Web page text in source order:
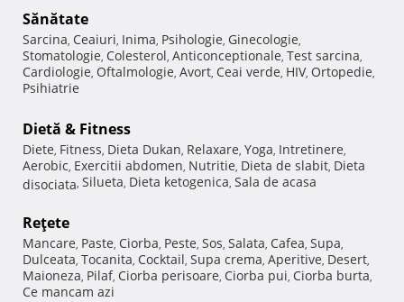
Sănătate
Sarcina, Ceaiuri, Inima, Psihologie, Ginecologie,
Stomatologie, Colesterol, Anticonceptionale, Test sarcina,
Cardiologie, Oftalmologie, Avort, Ceai verde, HIV, Ortopedie,
Psihiatrie
Dietă & Fitness
Diete, Fitness, Dieta Dukan, Relaxare, Yoga, Intretinere,
Aerobic, Exercitii abdomen, Nutritie, Dieta de slabit, Dieta
disociata, Silueta, Dieta ketogenica, Sala de acasa
Reţete
Mancare, Paste, Ciorba, Peste, Sos, Salata, Cafea, Supa,
Dulceata, Tocanita, Cocktail, Supa crema, Aperitive, Desert,
Maioneza, Pilaf, Ciorba perisoare, Ciorba pui, Ciorba burta,
Ce mancam azi